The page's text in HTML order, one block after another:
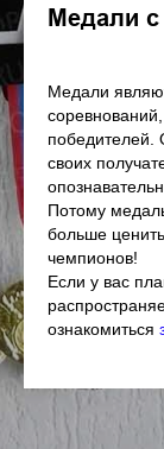
Медали
Медали
победителей.
своих
Потому
больше
чемпионов!
Если у вас
ознакомиться